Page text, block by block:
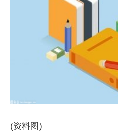
(资料图)